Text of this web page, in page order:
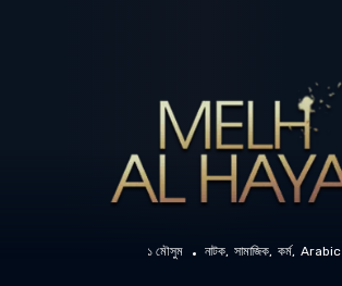
১ মৌসুম নাটক সামাজিক কর্ম Arabic